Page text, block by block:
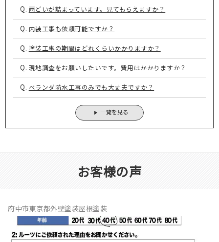
Q. 雨どいが詰まっています。見てもらえますか？
Q. 内装工事も依頼可能ですか？
Q. 塗装工事の期間はどれくらいかかりますか？
Q. 現地調査をお願いしたいです。費用はかかりますか？
Q. ベランダ防水工事のみでも大丈夫ですか？
一覧を見る
お客様の声
府中市東京都外壁塗装屋根塗装